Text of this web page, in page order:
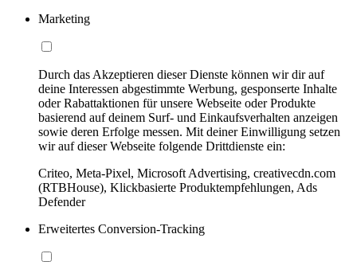
Marketing
Durch das Akzeptieren dieser Dienste können wir dir auf
deine Interessen abgestimmte Werbung, gesponserte Inhalte
oder Rabattaktionen für unsere Webseite oder Produkte
basierend auf deinem Surf- und Einkaufsverhalten anzeigen
sowie deren Erfolge messen. Mit deiner Einwilligung setzen
wir auf dieser Webseite folgende Drittdienste ein:
Criteo, Meta-Pixel, Microsoft Advertising, creativecdn.com
(RTBHouse), Klickbasierte Produktempfehlungen, Ads
Defender
Erweitertes Conversion-Tracking